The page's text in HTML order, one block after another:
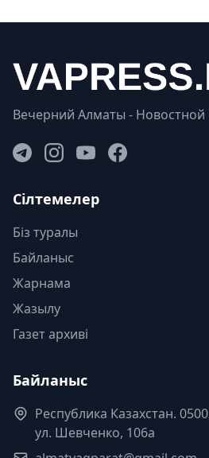
Вечерний Алматы - Новостной
Сілтемелер
Біз туралы
Байланыс
Жарнама
Жазылу
Газет архиві
Байланыс
Республика Казахстан.
ул. Шевченко, 106а